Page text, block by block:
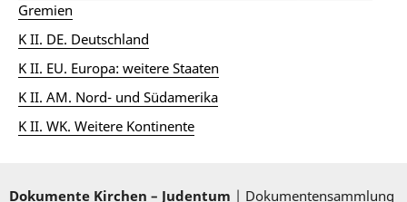
Gremien
K II. DE. Deutschland
K II. EU. Europa: weitere Staaten
K II. AM. Nord- und Südamerika
K II. WK. Weitere Kontinente
Dokumente Kirchen – Judentum | Dokumentensammlung